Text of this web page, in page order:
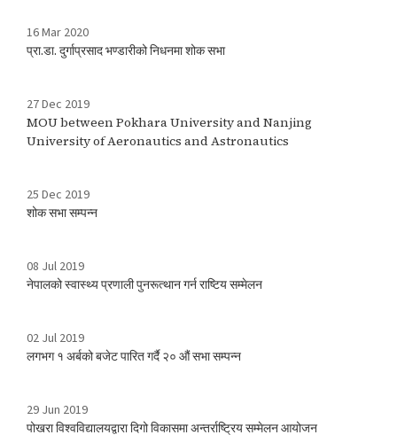
16 Mar 2020
प्रा.डा. दुर्गाप्रसाद भण्डारीको निधनमा शोक सभा
27 Dec 2019
MOU between Pokhara University and Nanjing
University of Aeronautics and Astronautics
25 Dec 2019
शोक सभा सम्पन्न
08 Jul 2019
नेपालको स्वास्थ्य प्रणाली पुनरूत्थान गर्न राष्टिय सम्मेलन
02 Jul 2019
लगभग १ अर्बको बजेट पारित गर्दै २० औं सभा सम्पन्न
29 Jun 2019
पोखरा विश्वविद्यालयद्वारा दिगो विकासमा अन्तर्राष्ट्रिय सम्मेलन आयोजन